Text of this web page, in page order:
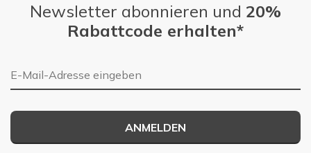
Newsletter abonnieren und 20%
Rabattcode erhalten*
E-Mail-Adresse
ANMELDEN